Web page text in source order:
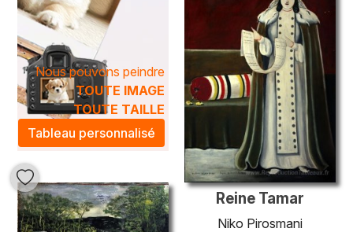
Nous pouvons peindre
TOUTE IMAGE
TOUTE TAILLE
Tableau personnalisé
Reine Tamar
Niko Pirosmani